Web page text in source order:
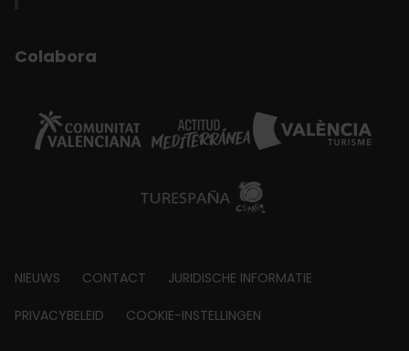
Colabora
Footer
about
NIEUWS CONTACT JURIDISCHE INFORMATIE
PRIVACYBELEID COOKIE-INSTELLINGEN